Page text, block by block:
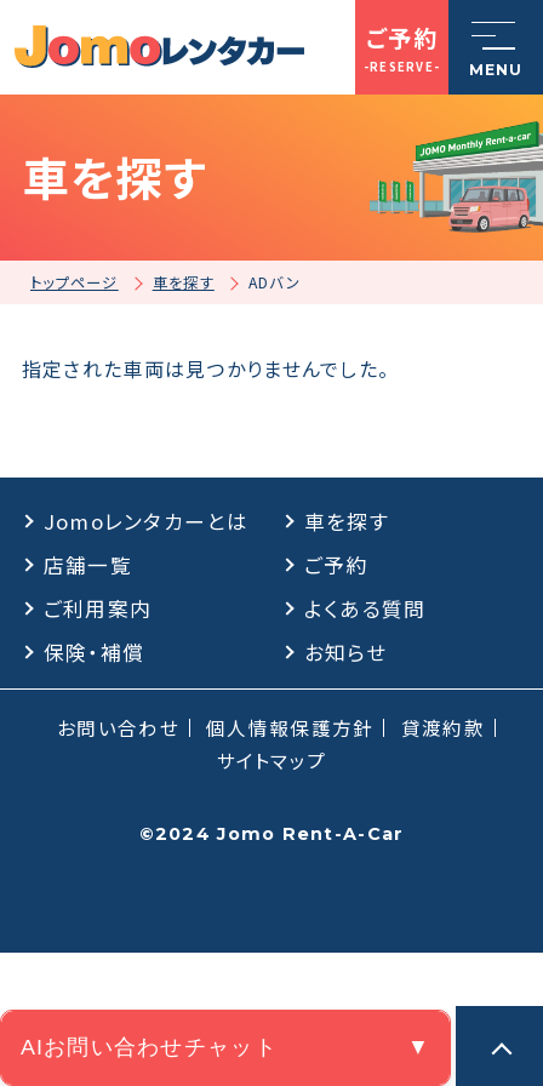
AIお問い合わせチャット ▼
MENU
よくある質問
お問い合わせチャット
トップページ
Jomoレンタカーとは
車を探す
ご利用案内
ご予約
-RESERVE-
車を探す
トップページ 車を探す ADバン
指定された車両は見つかりませんでした。
Jomoレンタカーとは
車を探す
店舗一覧
ご予約
ご利用案内
よくある質問
保険・補償
お知らせ
お問い合わせ 個人情報保護方針
貸渡約款
サイトマップ
©2024 Jomo Rent-A-Car